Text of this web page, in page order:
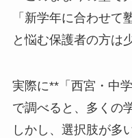
「新学年に合わせて
と悩む保護者の方は
実際に**「西宮・中
で調べると、多くの
しかし、選択肢が多